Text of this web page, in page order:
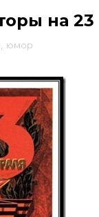
на
юмор